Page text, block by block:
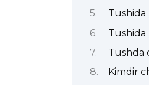
Tushida
Tushida
Tushda
Kimdir